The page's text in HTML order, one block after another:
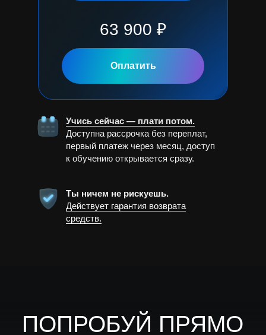
63 900 ₽
Оплатить
Ты ничем не рискуешь.
Действует гарантия возврата
средств.
Учись сейчас — плати потом.
Доступна рассрочка без переплат,
первый платеж через месяц, доступ
к обучению открывается сразу.